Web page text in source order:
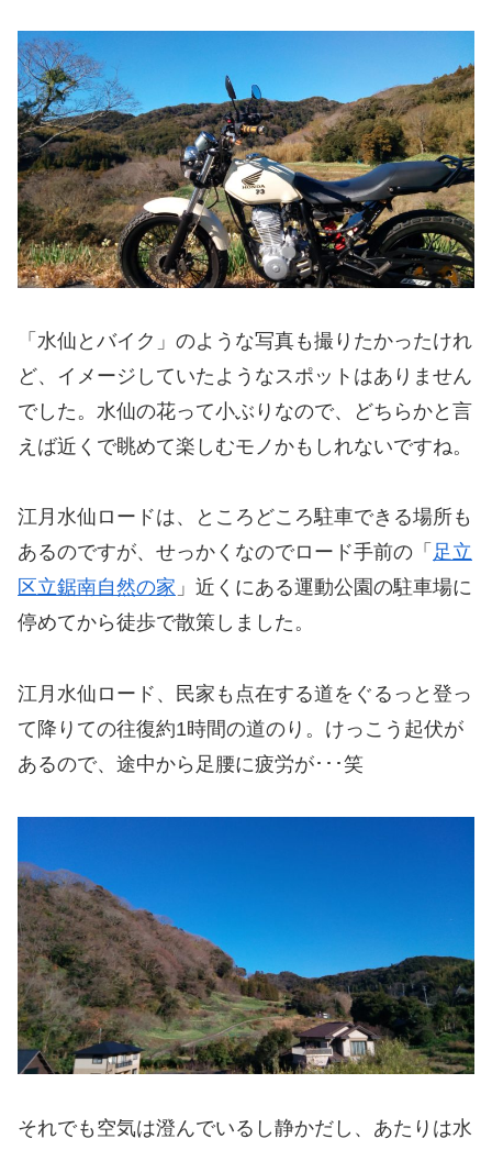
「水仙とバイク」のような写真も撮りたかったけれ
ど、イメージしていたようなスポットはありません
でした。水仙の花って小ぶりなので、どちらかと言
えば近くで眺めて楽しむモノかもしれないですね。
江月水仙ロードは、ところどころ駐車できる場所も
あるのですが、せっかくなのでロード手前の「 足立
区立鋸南自然の家 」近くにある運動公園の駐車場に
停めてから徒歩で散策しました。
江月水仙ロード、民家も点在する道をぐるっと登っ
て降りての往復約1時間の道のり。けっこう起伏が
あるので、途中から足腰に疲労が･･･笑
それでも空気は澄んでいるし静かだし、あたりは水